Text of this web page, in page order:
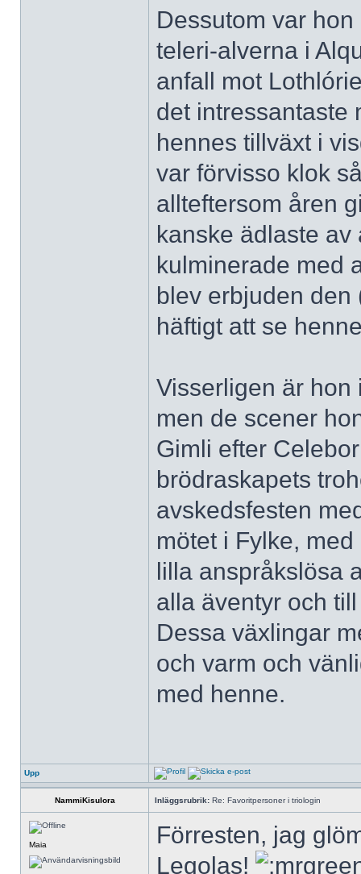
Dessutom var
teleri-alverna i
anfall mot
det intressantaste
hennes tillväxt i
var förvisso klok
allteftersom åren
kanske ädlaste
kulminerade med
blev erbjuden den
häftigt att se
Visserligen är hon
men de scener
Gimli efter
brödraskapets
avskedsfesten
mötet i Fylke,
lilla anspråkslösa
alla äventyr och
Dessa växlingar
och varm och
med henne.
Upp
NammiKisulora Inläggsrubrik: Re: Favoritpersoner i triologin
Maia
Förresten, jag
Legolas!